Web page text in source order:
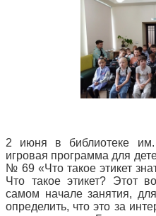
2 июня в библиотеке
игровая программа для
№ 69 «Что такое этикет
Что такое этикет? Этот
самом начале занятия,
определить, что это за